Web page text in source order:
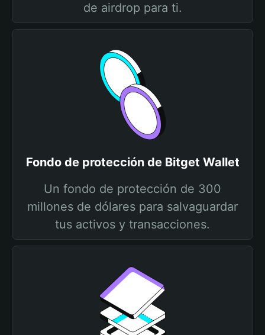
de airdrop para ti.
Fondo de protección de Bitget Wallet
Un fondo de protección de 300
millones de dólares para salvaguardar
tus activos y transacciones.